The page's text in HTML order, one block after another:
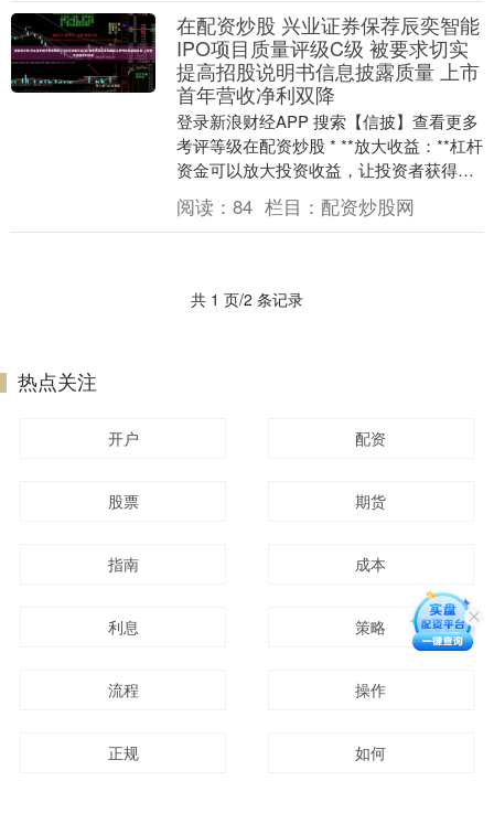
在配资炒股 兴业证券保荐辰奕智能
IPO项目质量评级C级 被要求切实
提高招股说明书信息披露质量 上市
首年营收净利双降
登录新浪财经APP 搜索【信披】查看更多
考评等级在配资炒股 * **放大收益：**杠杆
资金可以放大投资收益，让投资者获得更
高的回报。 专题：券商IPO项目执业质....
阅读： 84 栏目： 配资炒股网
共 1 页/2 条记录
热点关注
开户 配资
股票 期货
指南 成本
利息 策略
流程 操作
正规 如何